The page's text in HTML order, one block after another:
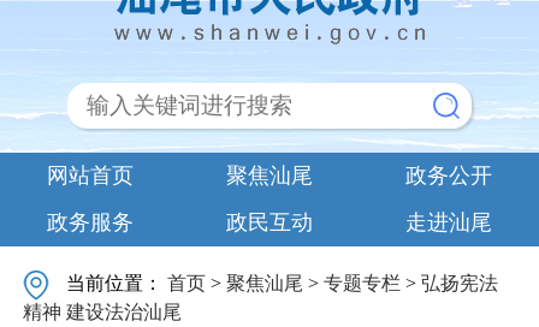
网站首页 聚焦汕尾
政务公开
政务服务
政民互动 走进汕尾
当前位置：首页 >聚焦汕尾 >专题专栏 >弘扬宪法
精神 建设法治汕尾